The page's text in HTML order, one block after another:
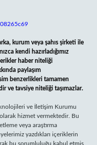
kurum veya şahıs şirketi ile
kendi hazırladığımız
haber niteliği
paylaşım
benzerlikleri tamamen
ve tavsiye niteliği taşımazlar.
ve İletişim Kurumu
olarak hizmet vermektedir. Bu
veya araştırma
yazdıkları içeriklerin
bu sorumluluğu kabul etmiş